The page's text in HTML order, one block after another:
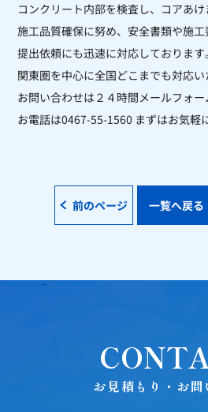
コンクリート内部を検査し、コアあけ
施工品質確保に努め、安全書類や施
提出依頼にも迅速に対応しております。
関東圏を中心に全国どこまでも対応い
お問い合わせは２４時間メールフォ
お電話は0467-55-1560 まずはお気軽
前のページ 一覧へ戻る
お見積もり・お問